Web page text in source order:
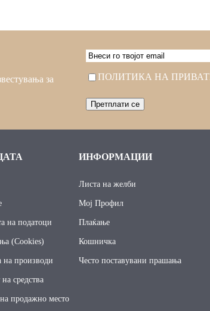
за
EMAIL
Consent
ПОЛИТИКА НА
на податоци
(Cookies)
на производи
средства
продажно место
ИНФОРМАЦИИ
Листа на желби
Мој Профил
Плаќање
Кошничка
Често поставувани прашања